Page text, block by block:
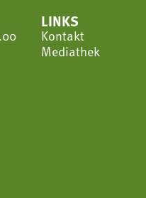
LINKS
Kontakt
Mediathek